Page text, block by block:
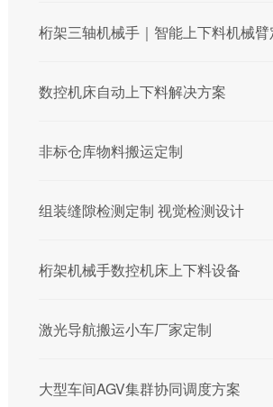
桁架三轴机械手｜智能上下料机械
数控机床自动上下料解决方案
非标仓库物料搬运定制
组装缝隙检测定制 视觉检测设计
桁架机械手数控机床上下料设备
激光导航搬运小车厂家定制
大型车间AGV集群协同调度方案